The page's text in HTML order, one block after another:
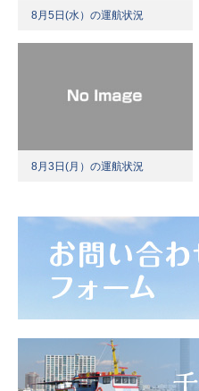
8月5日(水）の運航状況
8月3日(月）の運航状況